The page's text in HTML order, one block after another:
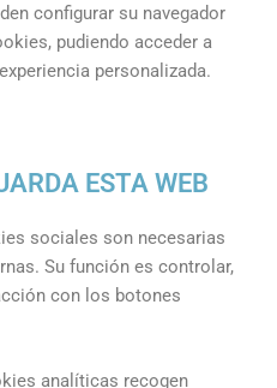
configurar su navegador
pudiendo acceder a
personalizada.
ESTA WEB
sociales son necesarias
Su función es controlar,
con los botones
analíticas recogen